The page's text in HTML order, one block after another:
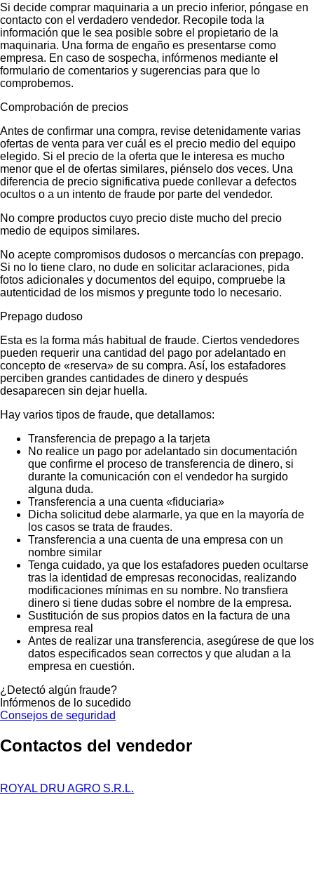
Si decide comprar maquinaria a un precio inferior, póngase en
contacto con el verdadero vendedor. Recopile toda la
información que le sea posible sobre el propietario de la
maquinaria. Una forma de engaño es presentarse como
empresa. En caso de sospecha, infórmenos mediante el
formulario de comentarios y sugerencias para que lo
comprobemos.
Comprobación de precios
Antes de confirmar una compra, revise detenidamente varias
ofertas de venta para ver cuál es el precio medio del equipo
elegido. Si el precio de la oferta que le interesa es mucho
menor que el de ofertas similares, piénselo dos veces. Una
diferencia de precio significativa puede conllevar a defectos
ocultos o a un intento de fraude por parte del vendedor.
No compre productos cuyo precio diste mucho del precio
medio de equipos similares.
No acepte compromisos dudosos o mercancías con prepago.
Si no lo tiene claro, no dude en solicitar aclaraciones, pida
fotos adicionales y documentos del equipo, compruebe la
autenticidad de los mismos y pregunte todo lo necesario.
Prepago dudoso
Esta es la forma más habitual de fraude. Ciertos vendedores
pueden requerir una cantidad del pago por adelantado en
concepto de «reserva» de su compra. Así, los estafadores
perciben grandes cantidades de dinero y después
desaparecen sin dejar huella.
Hay varios tipos de fraude, que detallamos:
Transferencia de prepago a la tarjeta
No realice un pago por adelantado sin documentación
que confirme el proceso de transferencia de dinero, si
durante la comunicación con el vendedor ha surgido
alguna duda.
Transferencia a una cuenta «fiduciaria»
Dicha solicitud debe alarmarle, ya que en la mayoría de
los casos se trata de fraudes.
Transferencia a una cuenta de una empresa con un
nombre similar
Tenga cuidado, ya que los estafadores pueden ocultarse
tras la identidad de empresas reconocidas, realizando
modificaciones mínimas en su nombre. No transfiera
dinero si tiene dudas sobre el nombre de la empresa.
Sustitución de sus propios datos en la factura de una
empresa real
Antes de realizar una transferencia, asegúrese de que los
datos especificados sean correctos y que aludan a la
empresa en cuestión.
¿Detectó algún fraude?
Infórmenos de lo sucedido
Consejos de seguridad
Contactos del vendedor
ROYAL DRU AGRO S.R.L.